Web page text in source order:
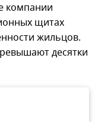
компании
щитах
жильцов.
десятки